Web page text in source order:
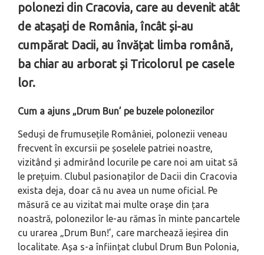
polonezi din Cracovia, care au devenit atât
de atașați de România, încât și-au
cumpărat Dacii, au învățat limba română,
ba chiar au arborat și Tricolorul pe casele
lor.
Cum a ajuns „Drum Bun’ pe buzele polonezilor
Seduși de frumusețile României, polonezii veneau
frecvent în excursii pe șoselele patriei noastre,
vizitând și admirând locurile pe care noi am uitat să
le prețuim. Clubul pasionaților de Dacii din Cracovia
exista deja, doar că nu avea un nume oficial. Pe
măsură ce au vizitat mai multe oraşe din țara
noastră, polonezilor le-au rămas în minte pancartele
cu urarea „Drum Bun!’, care marchează ieșirea din
localitate. Așa s-a înființat clubul Drum Bun Polonia,